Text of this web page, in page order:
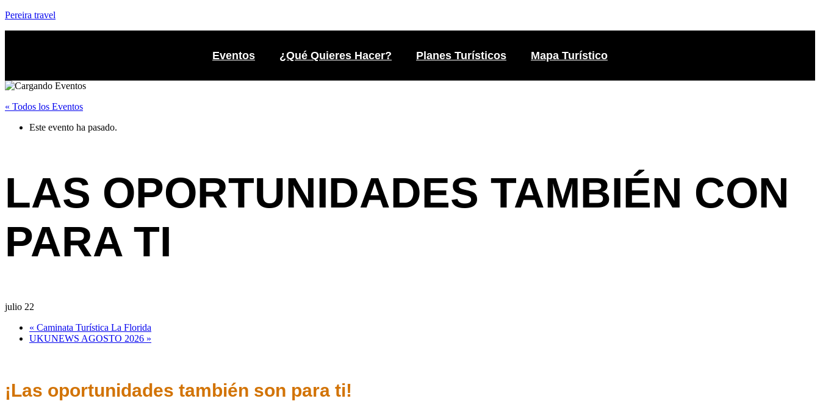
Pereira travel
Eventos ¿Qué Quieres Hacer? Planes Turísticos Mapa Turístico
« Todos los Eventos
Este evento ha pasado.
LAS OPORTUNIDADES TAMBIÉN CON
PARA TI
julio 22
« Caminata Turística La Florida
UKUNEWS AGOSTO 2026 »
¡Las oportunidades también son para ti!